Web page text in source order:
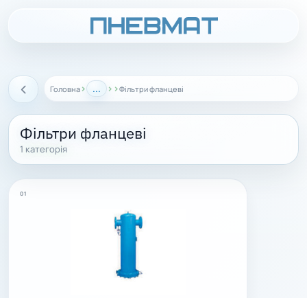
Назад Головна › ... › ›Фільтри фланцеві
Фільтри фланцеві
1 категорія
01